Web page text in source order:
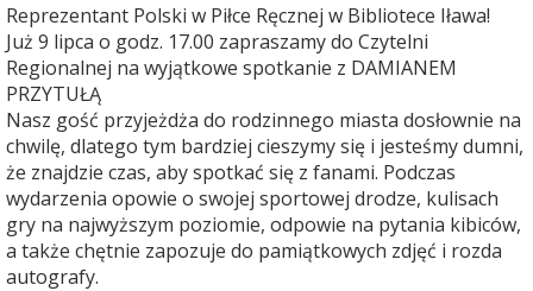
Reprezentant Polski w Piłce Ręcznej w Bibliotece Iława!
Już 9 lipca o godz. 17.00 zapraszamy do Czytelni
Regionalnej na wyjątkowe spotkanie z DAMIANEM
PRZYTUŁĄ
Nasz gość przyjeżdża do rodzinnego miasta dosłownie na
chwilę, dlatego tym bardziej cieszymy się i jesteśmy dumni,
że znajdzie czas, aby spotkać się z fanami. Podczas
wydarzenia opowie o swojej sportowej drodze, kulisach
gry na najwyższym poziomie, odpowie na pytania kibiców,
a także chętnie zapozuje do pamiątkowych zdjęć i rozda
autografy.